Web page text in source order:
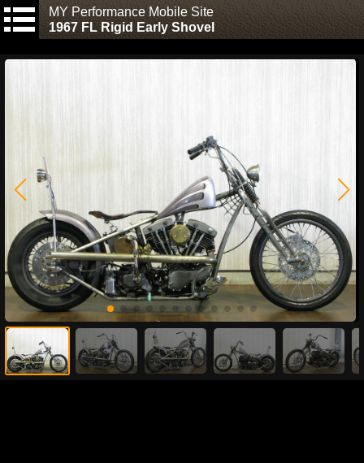
MY Performance Mobile Site
1967 FL Rigid Early Shovel